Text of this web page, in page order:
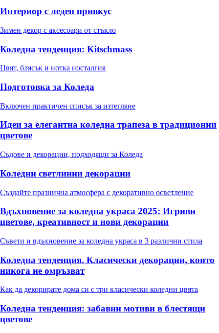
Интериор с леден привкус
Зимен декор с аксесоари от стъкло
Коледна тенденция: Kitschmass
Цвят, блясък и нотка носталгия
Подготовка за Коледа
Включен практичен списък за изтегляне
Идеи за елегантна коледна трапеза в традиционни
цветове
Съдове и декорации, подходящи за Коледа
Коледни светлинни декорации
Създайте празнична атмосфера с декоративно осветление
Вдъхновение за коледна украса 2025: Игриви
цветове, креативност и нови декорации
Съвети и вдъхновение за коледна украса в 3 различни стила
Коледна тенденция. Класически декорации, които
никога не омръзват
Как да декорирате дома си с три класически коледни цвята
Коледна тенденция: забавни мотиви в блестящи
цветове